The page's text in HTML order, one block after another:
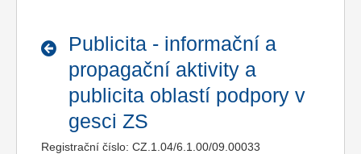
Publicita - informační a
propagační aktivity a
publicita oblastí podpory v
gesci ZS
Registrační číslo: CZ.1.04/6.1.00/09.00033